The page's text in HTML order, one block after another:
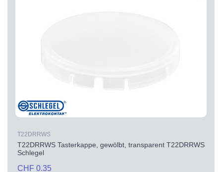
T22DRRWS
T22DRRWS Tasterkappe, gewölbt, transparent T22DRRWS
Schlegel
CHF 0.35